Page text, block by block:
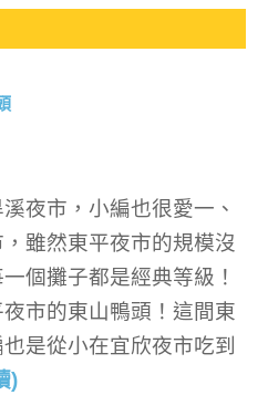
夜市，小編也很愛一、
雖然東平夜市的規模沒
個攤子都是經典等級！
市的東山鴨頭！這間東
是從小在宜欣夜市吃到
)